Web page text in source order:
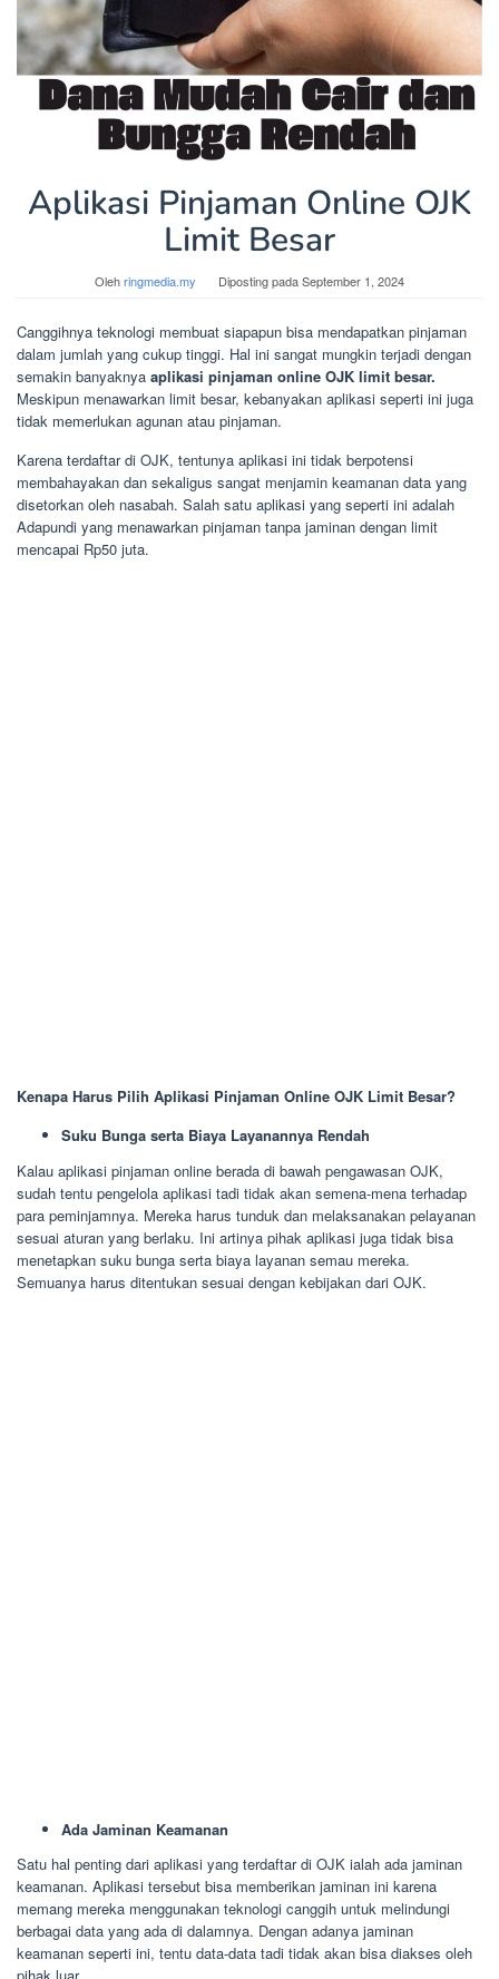
Aplikasi Pinjaman Online OJK
Limit Besar
Olehringmedia.my Diposting padaSeptember 1, 2024
Canggihnya teknologi membuat siapapun bisa mendapatkan pinjaman
dalam jumlah yang cukup tinggi. Hal ini sangat mungkin terjadi dengan
semakin banyaknya aplikasi pinjaman online OJK limit besar.
Meskipun menawarkan limit besar, kebanyakan aplikasi seperti ini juga
tidak memerlukan agunan atau pinjaman.
Karena terdaftar di OJK, tentunya aplikasi ini tidak berpotensi
membahayakan dan sekaligus sangat menjamin keamanan data yang
disetorkan oleh nasabah. Salah satu aplikasi yang seperti ini adalah
Adapundi yang menawarkan pinjaman tanpa jaminan dengan limit
mencapai Rp50 juta.
Kenapa Harus Pilih Aplikasi Pinjaman Online OJK Limit Besar?
Suku Bunga serta Biaya Layanannya Rendah
Kalau aplikasi pinjaman online berada di bawah pengawasan OJK,
sudah tentu pengelola aplikasi tadi tidak akan semena-mena terhadap
para peminjamnya. Mereka harus tunduk dan melaksanakan pelayanan
sesuai aturan yang berlaku. Ini artinya pihak aplikasi juga tidak bisa
menetapkan suku bunga serta biaya layanan semau mereka.
Semuanya harus ditentukan sesuai dengan kebijakan dari OJK.
Ada Jaminan Keamanan
Satu hal penting dari aplikasi yang terdaftar di OJK ialah ada jaminan
keamanan. Aplikasi tersebut bisa memberikan jaminan ini karena
memang mereka menggunakan teknologi canggih untuk melindungi
berbagai data yang ada di dalamnya. Dengan adanya jaminan
keamanan seperti ini, tentu data-data tadi tidak akan bisa diakses oleh